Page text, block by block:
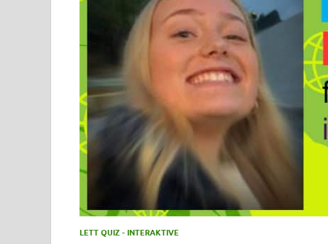
LETT QUIZ - INTERAKTIVE